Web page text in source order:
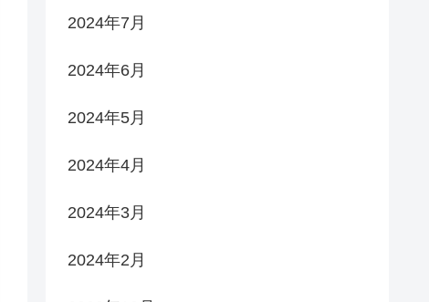
2024年7月
2024年6月
2024年5月
2024年4月
2024年3月
2024年2月